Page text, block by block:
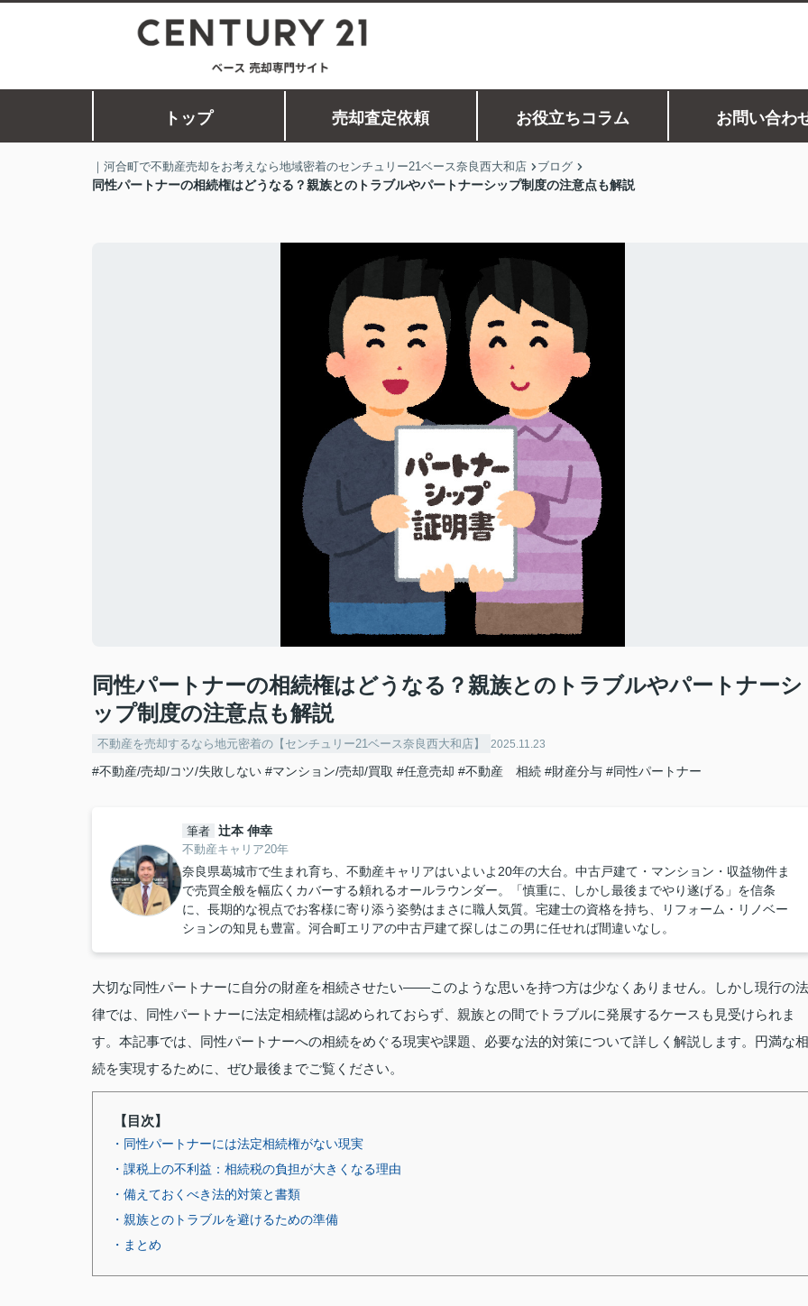
トップ 売却査定依頼 お役立ちコラム お問い合わ
｜河合町で不動産売却をお考えなら地域密着のセンチュリー21ベース奈良西大和店 ブログ
同性パートナーの相続権はどうなる？親族とのトラブルやパートナーシップ制度の注意点も解説
同性パートナーの相続権はどうなる？親族とのトラブルやパートナーシ
ップ制度の注意点も解説
不動産を売却するなら地元密着の【センチュリー21ベース奈良西大和店】 2025.11.23
#不動産/売却/コツ/失敗しない #マンション/売却/買取 #任意売却 #不動産 相続 #財産分与 #同性パートナー
筆者 辻本 伸幸
不動産キャリア20年
奈良県葛城市で生まれ育ち、不動産キャリアはいよいよ20年の大台。中古戸建て・マンション・収益物件ま
で売買全般を幅広くカバーする頼れるオールラウンダー。「慎重に、しかし最後までやり遂げる」を信条
に、長期的な視点でお客様に寄り添う姿勢はまさに職人気質。宅建士の資格を持ち、リフォーム・リノベー
ションの知見も豊富。河合町エリアの中古戸建て探しはこの男に任せれば間違いなし。
大切な同性パートナーに自分の財産を相続させたい——このような思いを持つ方は少なくありません。しかし現行の法
律では、同性パートナーに法定相続権は認められておらず、親族との間でトラブルに発展するケースも見受けられま
す。本記事では、同性パートナーへの相続をめぐる現実や課題、必要な法的対策について詳しく解説します。円満な相
続を実現するために、ぜひ最後までご覧ください。
【目次】
・同性パートナーには法定相続権がない現実
・課税上の不利益：相続税の負担が大きくなる理由
・備えておくべき法的対策と書類
・親族とのトラブルを避けるための準備
・まとめ